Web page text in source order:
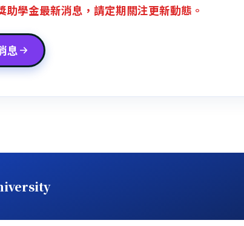
助學金最新消息，請定期關注更新動態。
息